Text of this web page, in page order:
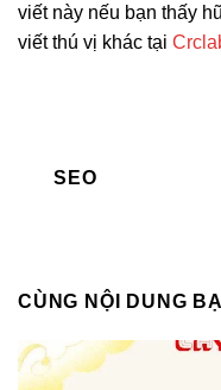
viết này nếu bạn thấy
viết thú vị khác tại
SEO
CÙNG NỘI DUNG